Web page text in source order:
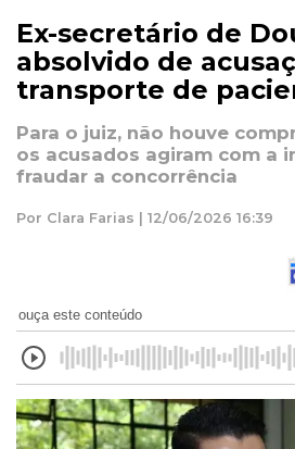
Ex-secretário de
absolvido de
transporte de
Para o juiz, não houve
os acusados agiram com a
fraudar a concorrência
Por Clara Farias | 12/06/2026 16:39
ouça este conteúdo